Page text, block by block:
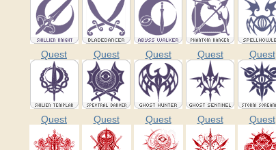
Quest Quest Quest Quest Quest
Quest Quest Quest Quest Quest